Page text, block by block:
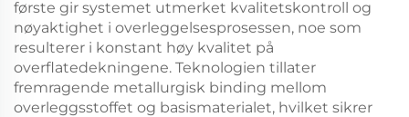
første gir systemet utmerket kvalitetskontroll og
nøyaktighet i overleggelsesprosessen, noe som
resulterer i konstant høy kvalitet på
overflatedekningene. Teknologien tillater
fremragende metallurgisk binding mellom
overleggsstoffet og basismaterialet, hvilket sikrer